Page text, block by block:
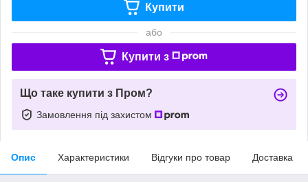
Купити
або
Купити з
Що таке купити з Пром?
Замовлення під захистом
Опис Характеристики Відгуки про товар Доставка